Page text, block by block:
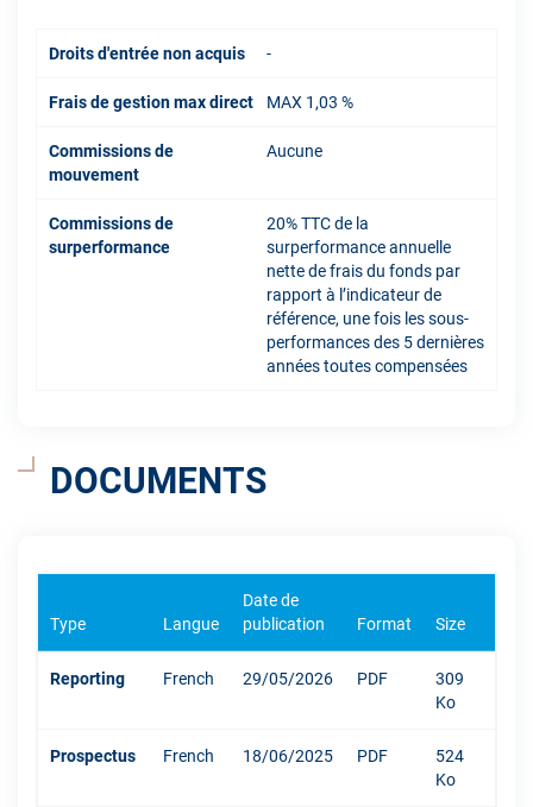
Droits d'entrée non acquis -
Frais de gestion max direct MAX 1,03 %
Commissions de
mouvement
Aucune
Commissions de
surperformance
20% TTC de la
surperformance annuelle
nette de frais du fonds par
rapport à l’indicateur de
référence, une fois les sous-
performances des 5 dernières
années toutes compensées
DOCUMENTS
Type Langue
Date de
publication
Format Size
Reporting French 29/05/2026 PDF
309
Ko
Prospectus French 18/06/2025 PDF
524
Ko